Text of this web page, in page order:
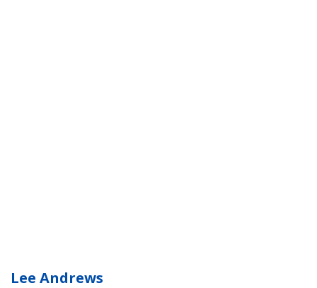
Lee Andrews